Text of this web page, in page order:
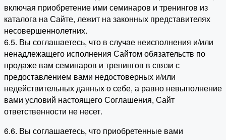
включая приобретение ими семинаров и тренингов из
каталога на Сайте, лежит на законных представителях
несовершеннолетних.
6.5. Вы соглашаетесь, что в случае неисполнения и/или
ненадлежащего исполнения Сайтом обязательств по
продаже вам семинаров и тренингов в связи с
предоставлением вами недостоверных и/или
недействительных данных о себе, а равно невыполнение
вами условий настоящего Соглашения, Сайт
ответственности не несет.
6.6. Вы соглашаетесь, что приобретенные вами